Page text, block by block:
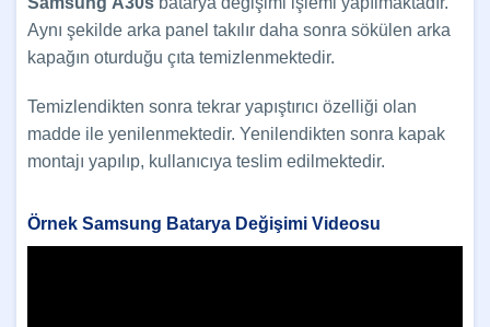
Aynı şekilde arka panel takılır daha sonra sökülen arka
kapağın oturduğu çıta temizlenmektedir.
Temizlendikten sonra tekrar yapıştırıcı özelliği olan
madde ile yenilenmektedir. Yenilendikten sonra kapak
montajı yapılıp, kullanıcıya teslim edilmektedir.
Örnek Samsung Batarya Değişimi Videosu